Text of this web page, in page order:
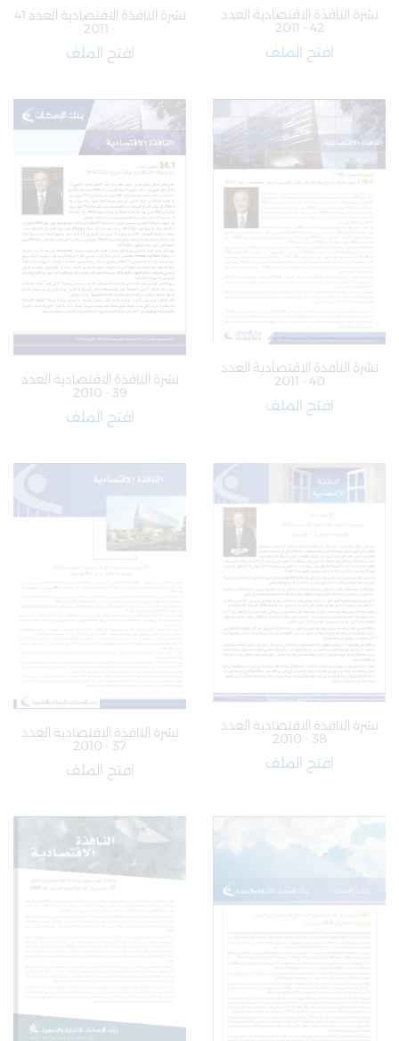
نشرة النافذة الاقتصادية العدد
42 - 2011
افتح الملف
نشرة النافذة الاقتصادية العدد 41
- 2011
افتح الملف
نشرة النافذة الاقتصادية العدد
40 - 2011
افتح الملف
نشرة النافذة الاقتصادية العدد
39 - 2010
افتح الملف
نشرة النافذة الاقتصادية العدد
38 - 2010
افتح الملف
نشرة النافذة الاقتصادية العدد
37 - 2010
افتح الملف